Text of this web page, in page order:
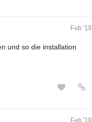
Feb '19
und so die installation
Feb '19